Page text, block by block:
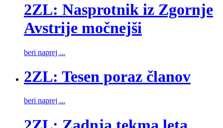
2ZL: Nasprotnik iz Zgornje
Avstrije močnejši
beri naprej ...
2ZL: Tesen poraz članov
beri naprej ...